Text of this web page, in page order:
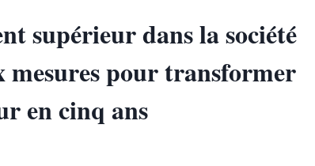
supérieur dans la société
mesures pour transformer
en cinq ans